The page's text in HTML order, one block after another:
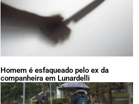
Homem é esfaqueado pelo ex da
companheira em Lunardelli